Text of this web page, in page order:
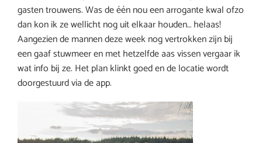
gasten trouwens. Was de één nou een arrogante kwal ofzo
dan kon ik ze wellicht nog uit elkaar houden… helaas!
Aangezien de mannen deze week nog vertrokken zijn bij
een gaaf stuwmeer en met hetzelfde aas vissen vergaar ik
wat info bij ze. Het plan klinkt goed en de locatie wordt
doorgestuurd via de app.